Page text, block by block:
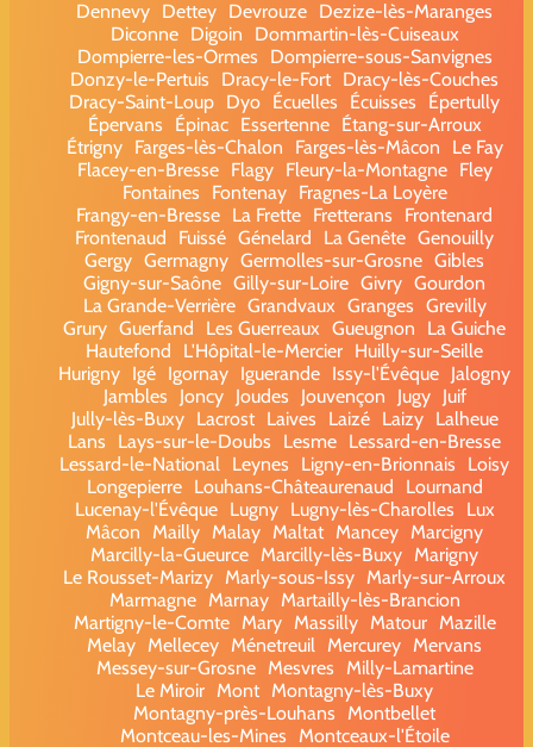
Dennevy Dettey Devrouze Dezize-lès-Maranges
Diconne
Digoin
Dommartin-lès-Cuiseaux
Dompierre-les-Ormes
Dompierre-sous-Sanvignes
Donzy-le-Pertuis
Dracy-le-Fort Dracy-lès-Couches
Dracy-Saint-Loup Dyo Écuelles Écuisses
Épertully
Épervans
Épinac Essertenne
Étang-sur-Arroux
Étrigny
Farges-lès-Chalon Farges-lès-Mâcon
Le Fay
Flacey-en-Bresse
Flagy Fleury-la-Montagne
Fley
Fontaines
Fontenay
Fragnes-La Loyère
Frangy-en-Bresse La Frette Fretterans
Frontenard
Frontenaud
Fuissé Génelard La Genête Genouilly
Gergy Germagny Germolles-sur-Grosne Gibles
Gigny-sur-Saône Gilly-sur-Loire Givry Gourdon
La Grande-Verrière Grandvaux Granges Grevilly
Grury Guerfand Les Guerreaux Gueugnon
La Guiche
Hautefond
L'Hôpital-le-Mercier Huilly-sur-Seille
Hurigny Igé Igornay Iguerande Issy-l'Évêque Jalogny
Jambles
Joncy Joudes Jouvençon Jugy
Juif
Jully-lès-Buxy
Lacrost Laives Laizé Laizy
Lalheue
Lans
Lays-sur-le-Doubs Lesme Lessard-en-Bresse
Lessard-le-National
Leynes Ligny-en-Brionnais
Loisy
Longepierre
Louhans-Châteaurenaud
Lournand
Lucenay-l'Évêque
Lugny Lugny-lès-Charolles
Lux
Mâcon
Mailly Malay Maltat Mancey Marcigny
Marcilly-la-Gueurce Marcilly-lès-Buxy Marigny
Le Rousset-Marizy Marly-sous-Issy Marly-sur-Arroux
Marmagne
Marnay
Martailly-lès-Brancion
Martigny-le-Comte
Mary Massilly Matour
Mazille
Melay Mellecey Ménetreuil Mercurey Mervans
Messey-sur-Grosne
Mesvres
Milly-Lamartine
Le Miroir Mont Montagny-lès-Buxy
Montagny-près-Louhans
Montbellet
Montceau-les-Mines
Montceaux-l'Étoile